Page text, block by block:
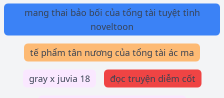
mang thai bảo bối của tổng tài tuyệt tình
noveltoon
tế phẩm tân nương của tổng tài ác ma
gray x juvia 18 đọc truyện diễm cốt